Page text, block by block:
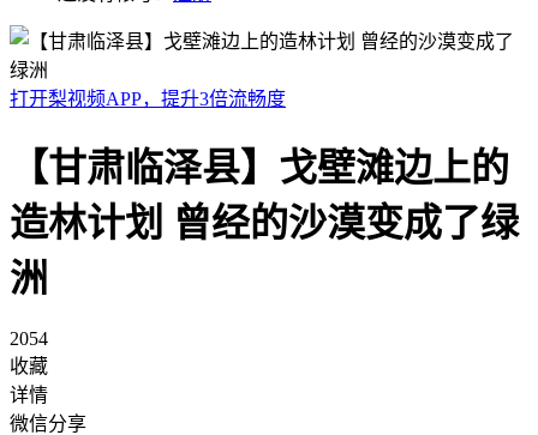
打开梨视频APP，提升3倍流畅度
【甘肃临泽县】戈壁滩边上的
造林计划 曾经的沙漠变成了绿
洲
2054
收藏
详情
微信分享